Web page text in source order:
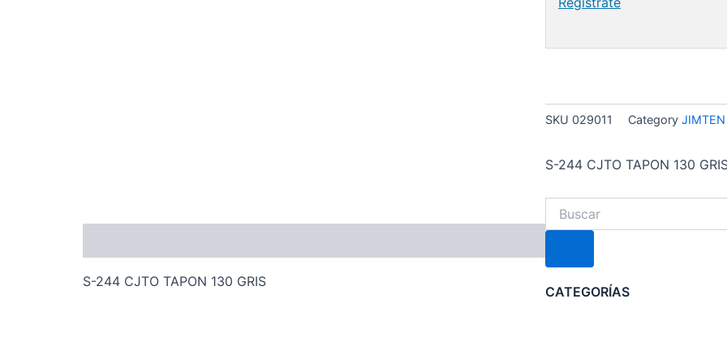
SKU 029011 Category JIMTEN
S-244 CJTO TAPON 130
S-244 CJTO TAPON 130 GRIS
CATEGORÍAS